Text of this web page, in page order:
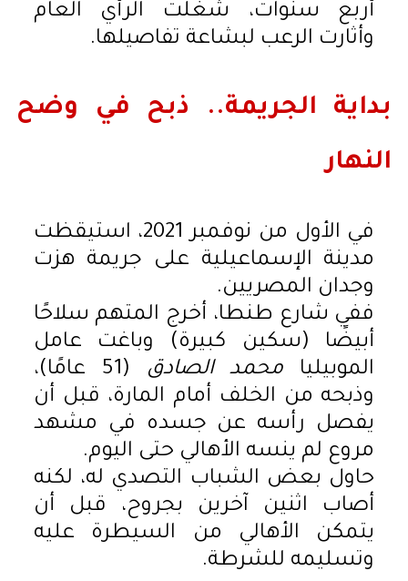
أربع سنوات، شغلت الرأي العام
وأثارت الرعب لبشاعة تفاصيلها.
بداية الجريمة.. ذبح في وضح
النهار
في الأول من نوفمبر 2021، استيقظت
مدينة الإسماعيلية على جريمة هزت
وجدان المصريين.
ففي شارع طنطا، أخرج المتهم سلاحًا
أبيضًا (سكين كبيرة) وباغت عامل
الموبيليا محمد الصادق
(51 عامًا)،
وذبحه من الخلف أمام المارة، قبل أن
يفصل رأسه عن جسده في مشهد
مروع لم ينسه الأهالي حتى اليوم.
حاول بعض الشباب التصدي له، لكنه
أصاب اثنين آخرين بجروح، قبل أن
يتمكن الأهالي من السيطرة عليه
وتسليمه للشرطة.